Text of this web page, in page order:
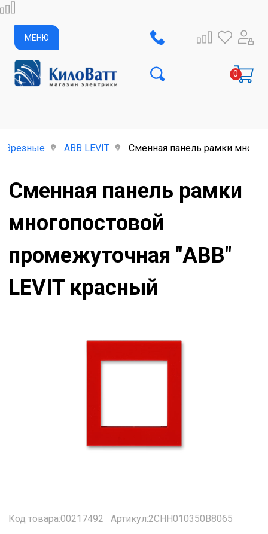
МЕНЮ
Врезные ABB LEVIT Сменная панель рамки
Сменная панель рамки
многопостовой
промежуточная "ABB"
LEVIT красный
Код товара:00217492
Артикул:2CHH010350B8065